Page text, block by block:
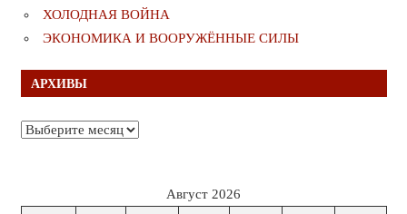
ХОЛОДНАЯ ВОЙНА
ЭКОНОМИКА И ВООРУЖЁННЫЕ СИЛЫ
АРХИВЫ
Архивы
Август 2026